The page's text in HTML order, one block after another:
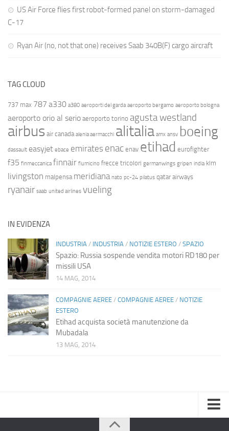
US Air Force flies first robot-formed panel on storm-damaged
C-17
Ryan Air (no, not that one) receives Saab 340B(F) cargo aircraft
TAG CLOUD
737 max 787 a330 a380 aeroporti del garda aeroporto bergamo aeroporto bologna
aeroporto orio al serio aeroporto torino agusta westland
airbus air canada alenia aermacchi alitalia amx ansv boeing
dassault easyjet ebace emirates enac enav etihad eurofighter
f35 finmeccanica finnair fiumicino frecce tricolori germanwings gripen india klm
livingston malpensa meridiana nato pc-24 pilatus qatar airways
ryanair saab united airlines vueling
IN EVIDENZA
INDUSTRIA / INDUSTRIA / NOTIZIE ESTERO / SPAZIO
Spazio: Russia sospende vendita motori RD180 per
missili USA
14 MAG, 2014
COMPAGNIE AEREE / COMPAGNIE AEREE / NOTIZIE
ESTERO
Etihad acquista società manutenzione da
Mubadala
13 MAG, 2014